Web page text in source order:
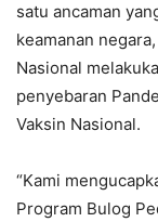
satu ancaman
keamanan
Nasional
penyebaran
Vaksin Nasional.
“Kami
Program Bulog